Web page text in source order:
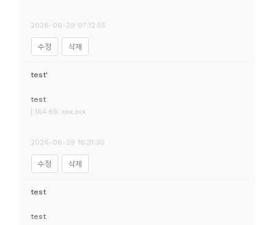
2026-06-29 07:12:55
수정 삭제
test'
test
| 164.68..xxx.xxx
2026-06-29 16:31:30
수정 삭제
test
test